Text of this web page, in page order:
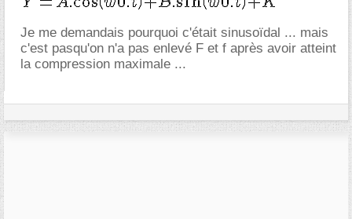
Je me demandais pourquoi c'était sinusoïdal ... mais
c'est pasqu'on n'a pas enlevé F et f après avoir atteint
la compression maximale ...